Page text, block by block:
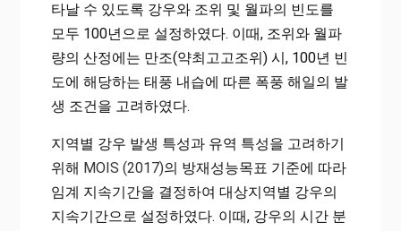
타날 수 있도록 강우와 조위 및 월파의 빈도를
모두 100년으로 설정하였다. 이때, 조위와 월파
량의 산정에는 만조(약최고고조위) 시, 100년 빈
도에 해당하는 태풍 내습에 따른 폭풍 해일의 발
생 조건을 고려하였다.
지역별 강우 발생 특성과 유역 특성을 고려하기
위해 MOIS (2017)의 방재성능목표 기준에 따라
임계 지속기간을 결정하여 대상지역별 강우의
지속기간으로 설정하였다. 이때, 강우의 시간 분